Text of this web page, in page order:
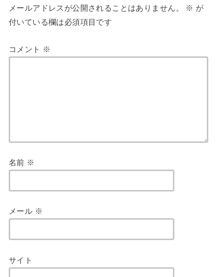
メールアドレスが公開されることはありません。 ※ が
付いている欄は必須項目です
コメント ※
名前 ※
メール ※
サイト